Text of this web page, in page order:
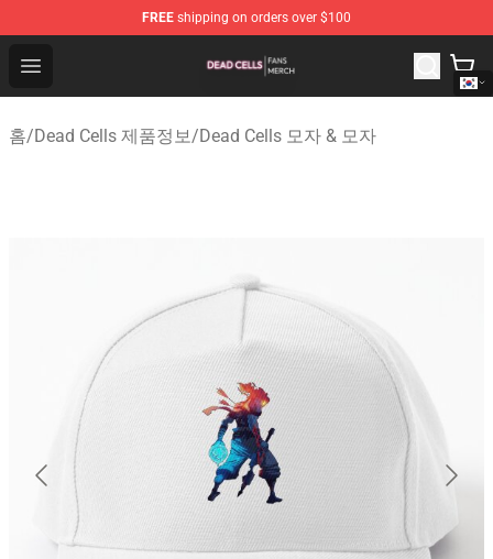
FREE shipping on orders over $100
Open menu
Dead Cells Shop - Official Dead Cells Merchandise Store
홈/Dead Cells 제품정보/Dead Cells 모자 & 모자